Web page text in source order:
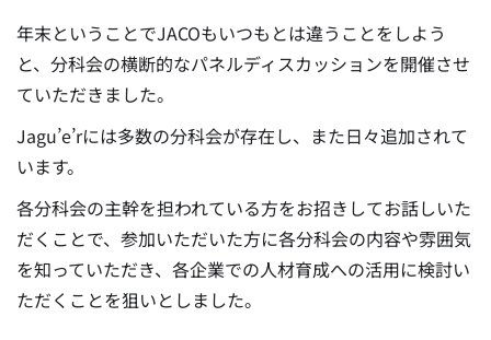
年末ということでJACOもいつもとは違うことをしよう
と、分科会の横断的なパネルディスカッションを開催させ
ていただきました。
Jagu’e’rには多数の分科会が存在し、また日々追加されて
います。
各分科会の主幹を担われている方をお招きしてお話しいた
だくことで、参加いただいた方に各分科会の内容や雰囲気
を知っていただき、各企業での人材育成への活用に検討い
ただくことを狙いとしました。